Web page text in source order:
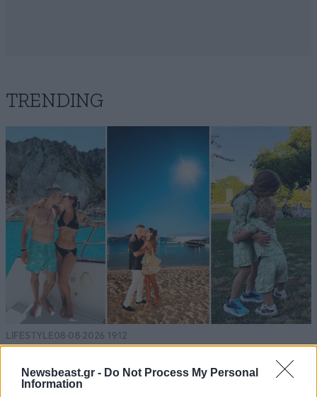
Newsbeast.gr - Do Not Process My Personal
Information
TRENDING
LIFESTYLE08·08·2026 19:12
φιλιά με τον Βύρωνα Βασιλειάδη: «Καμία στιγμή
ευτυχίας δεδομένη»